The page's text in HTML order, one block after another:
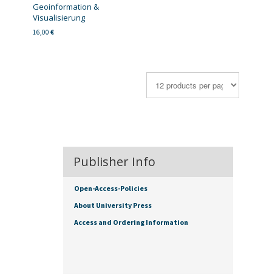
Geoinformation &
Visualisierung
16,00 €
Publisher Info
Open-Access-Policies
About University Press
Access and Ordering Information